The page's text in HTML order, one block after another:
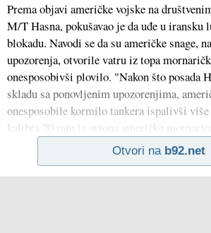
Prema objavi američke vojske na
M/T Hasna, pokušavao je da uđe u iransku
blokadu. Navodi se da su američke snage,
upozorenja, otvorile vatru iz topa
onesposobivši plovilo. "Nakon što posada
skladu sa ponovljenim upozorenjima,
onesposobile kormilo tankera ispalivši
kalibra 20 mm iz aviona američke
Otvori na b92.net